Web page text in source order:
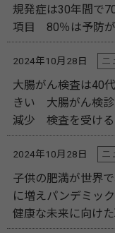
規発症は30年間で
項目 80％は予防が
2024年10月28日 ニ
大腸がん検査は40
きい 大腸がん検診
減少 検査を受ける
2024年10月28日 ニ
子供の肥満が世界
に増えパンデミッ
健康な未来に向け